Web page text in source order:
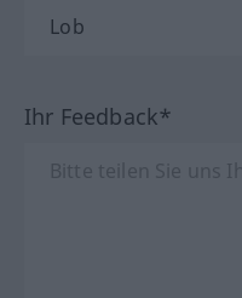
Ihr Feedback*